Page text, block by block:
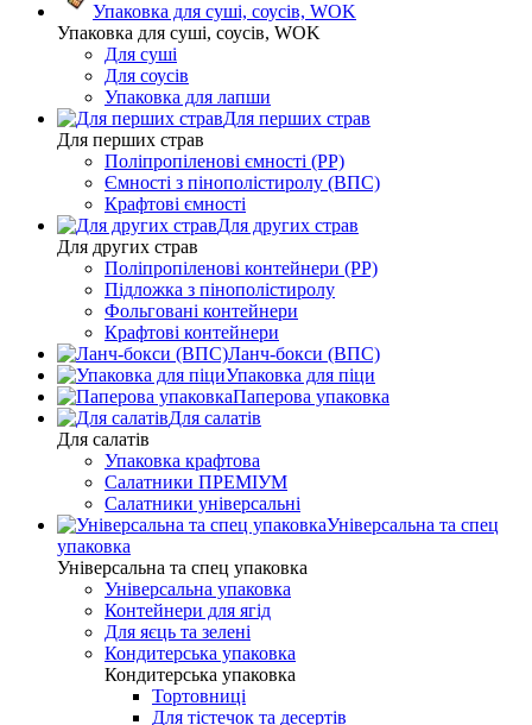
Упаковка для суші, соусів, WOK
Упаковка для суші, соусів, WOK
Для суші
Для соусів
Упаковка для лапши
Для перших страв
Для перших страв
Поліпропіленові ємності (PP)
Ємності з пінополістиролу (ВПС)
Крафтові ємності
Для других страв
Для других страв
Поліпропіленові контейнери (PP)
Підложка з пінополістиролу
Фольговані контейнери
Крафтові контейнери
Ланч-бокси (ВПС)
Упаковка для піци
Паперова упаковка
Для салатів
Для салатів
Упаковка крафтова
Салатники ПРЕМІУМ
Салатники універсальні
Універсальна та спец
упаковка
Універсальна та спец упаковка
Універсальна упаковка
Контейнери для ягід
Для яєць та зелені
Кондитерська упаковка
Кондитерська упаковка
Тортовниці
Для тістечок та десертів